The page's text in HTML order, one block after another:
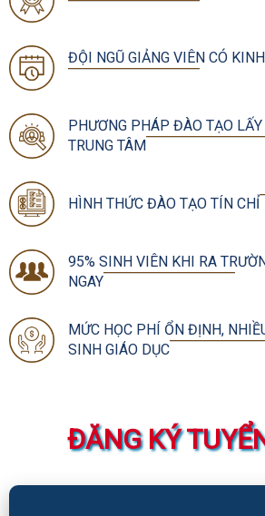
ĐỘI NGŨ GIẢNG VIÊN CÓ
PHƯƠNG PHÁP ĐÀO TẠO
TRUNG TÂM
HÌNH THỨC ĐÀO TẠO TÍN CHỈ
95% SINH VIÊN KHI RA
NGAY
MỨC HỌC PHÍ ỔN ĐỊNH,
SINH GIÁO DỤC
ĐĂNG KÝ